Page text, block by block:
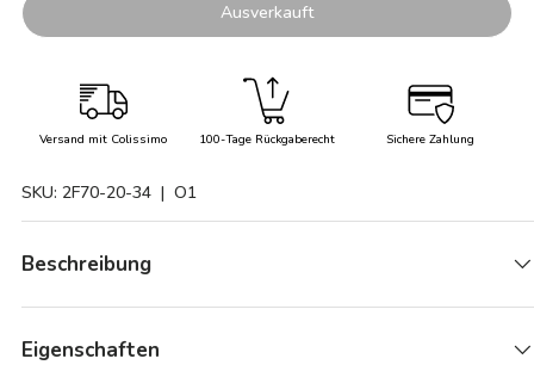
Ausverkauft
Versand mit Colissimo 100-Tage Rückgaberecht Sichere Zahlung
SKU: 2F70-20-34 | O1
Beschreibung
Eigenschaften